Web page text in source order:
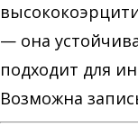
— она
подходит для
Возможна